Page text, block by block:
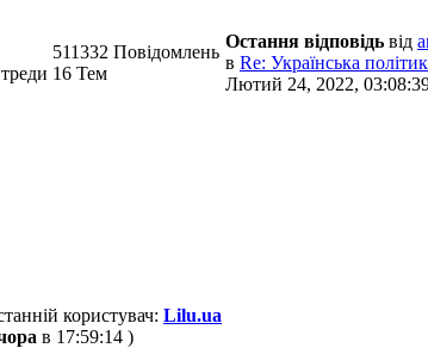
511332 Повідомлень
16 Тем
Остання відповідь від
в Re: Українська
Лютий 24, 2022,
користувач: Lilu.ua
в 17:59:14 )